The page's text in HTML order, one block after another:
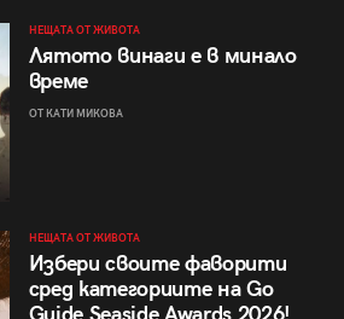
НЕЩАТА ОТ ЖИВОТА
Лятото винаги е в минало
време
ОТ КАТИ МИКОВА
НЕЩАТА ОТ ЖИВОТА
Избери своите фаворити
сред категориите на Go